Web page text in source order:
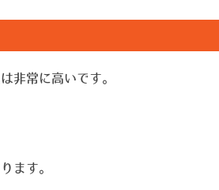
非常に高いです。
ます。